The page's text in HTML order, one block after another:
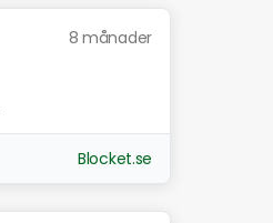
8 månader
Blocket.se